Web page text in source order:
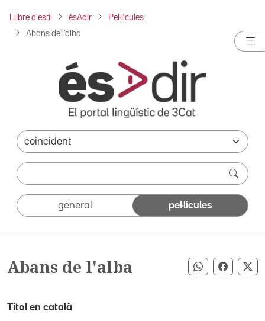
Llibre d'estil ésAdir Pel·lícules
Abans de l'alba
general pel·lícules
Abans de l'alba Compartir
Títol en català